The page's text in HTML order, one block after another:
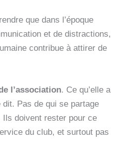
que dans l’époque
et de distractions,
contribue à attirer de
l’association. Ce qu’elle a
Pas de qui se partage
doivent rester pour ce
du club, et surtout pas